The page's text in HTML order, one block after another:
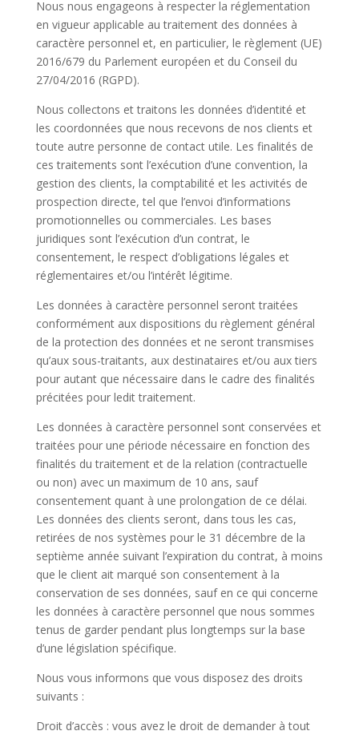
Nous nous engageons à respecter la réglementation
en vigueur applicable au traitement des données à
caractère personnel et, en particulier, le règlement (UE)
2016/679 du Parlement européen et du Conseil du
27/04/2016 (RGPD).
Nous collectons et traitons les données d’identité et
les coordonnées que nous recevons de nos clients et
toute autre personne de contact utile. Les finalités de
ces traitements sont l’exécution d’une convention, la
gestion des clients, la comptabilité et les activités de
prospection directe, tel que l’envoi d’informations
promotionnelles ou commerciales. Les bases
juridiques sont l’exécution d’un contrat, le
consentement, le respect d’obligations légales et
réglementaires et/ou l’intérêt légitime.
Les données à caractère personnel seront traitées
conformément aux dispositions du règlement général
de la protection des données et ne seront transmises
qu’aux sous-traitants, aux destinataires et/ou aux tiers
pour autant que nécessaire dans le cadre des finalités
précitées pour ledit traitement.
Les données à caractère personnel sont conservées et
traitées pour une période nécessaire en fonction des
finalités du traitement et de la relation (contractuelle
ou non) avec un maximum de 10 ans, sauf
consentement quant à une prolongation de ce délai.
Les données des clients seront, dans tous les cas,
retirées de nos systèmes pour le 31 décembre de la
septième année suivant l’expiration du contrat, à moins
que le client ait marqué son consentement à la
conservation de ses données, sauf en ce qui concerne
les données à caractère personnel que nous sommes
tenus de garder pendant plus longtemps sur la base
d’une législation spécifique.
Nous vous informons que vous disposez des droits
suivants :
Droit d’accès : vous avez le droit de demander à tout